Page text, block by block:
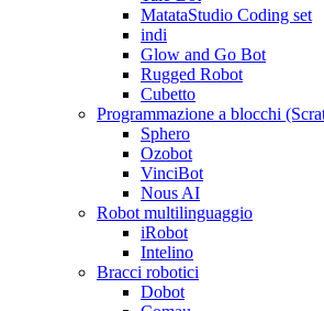
MatataStudio Coding set
indi
Glow and Go Bot
Rugged Robot
Cubetto
Programmazione a blocchi
Sphero
Ozobot
VinciBot
Nous AI
Robot multilinguaggio
iRobot
Intelino
Bracci robotici
Dobot